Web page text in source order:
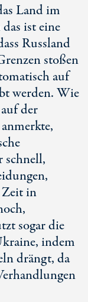
Land im
ist eine
Russland
stoßen
auf
werden. Wie
der
schnell,
Zeit in
sogar die
indem
drängt, da